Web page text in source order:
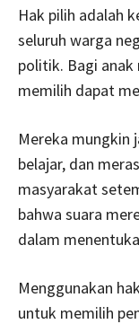
Hak pilih adalah
seluruh warga
politik. Bagi
memilih dapat
Mereka mungkin
belajar, dan
masyarakat
bahwa suara
dalam
Menggunakan
untuk memilih